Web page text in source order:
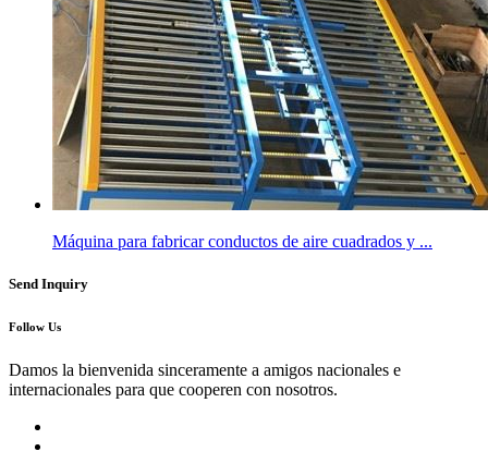
Máquina para fabricar conductos de aire cuadrados y ...
Send Inquiry
Follow Us
Damos la bienvenida sinceramente a amigos nacionales e
internacionales para que cooperen con nosotros.